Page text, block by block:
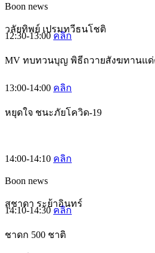
Boon news
วลัยทิพย์ เปรมทวีธนโชติ
12:30-13:00 คลิก
MV ทบทวนบุญ พิธีถวายสังฆทานแด่ค
13:00-14:00 คลิก
หยุดใจ ชนะภัยโควิด-19
14:00-14:10 คลิก
Boon news
สุชาดา ระย้าอินทร์
14:10-14:30คลิก
ชาดก 500 ชาติ